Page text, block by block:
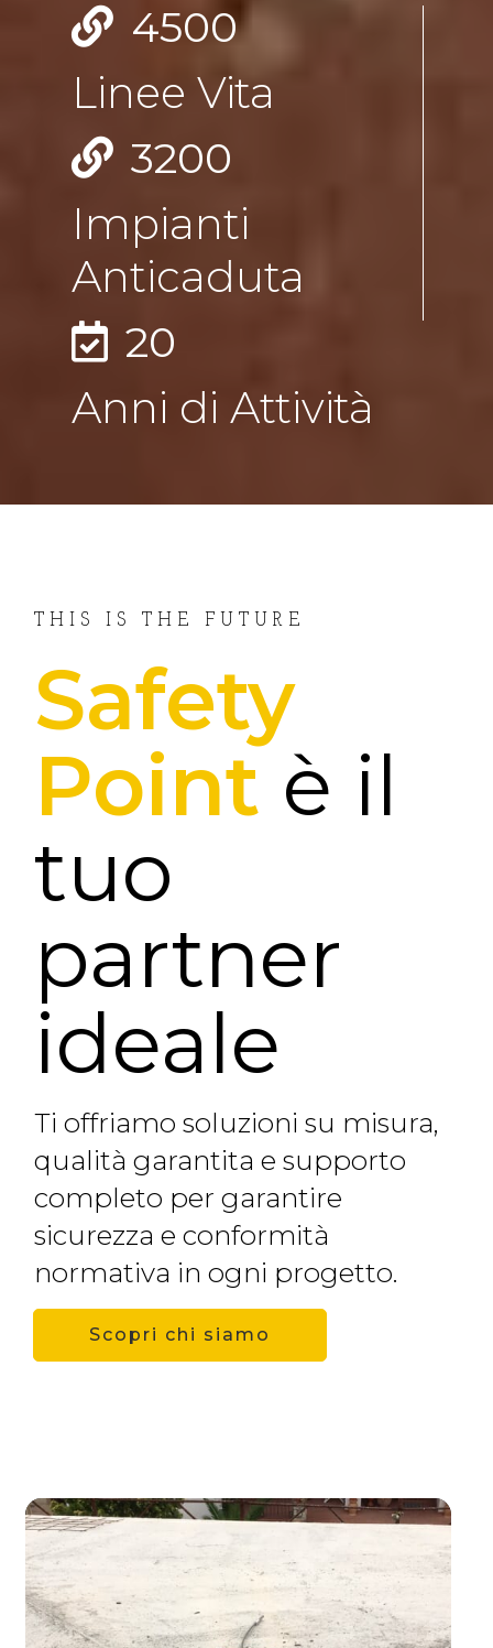
4500
Linee Vita
3200
Impianti
Anticaduta
20
Anni di Attività
THIS IS THE FUTURE
Safety
Point è il
tuo
partner
ideale
Ti offriamo soluzioni su misura,
qualità garantita e supporto
completo per garantire
sicurezza e conformità
normativa in ogni progetto.
Scopri chi siamo